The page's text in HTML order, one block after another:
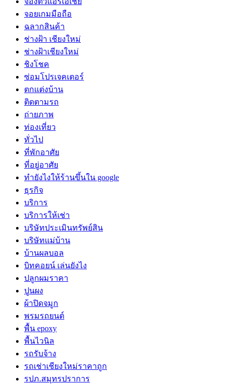
จอยเกมมือถือ
ฉลากสินค้า
ช่างฝ้า เชียงใหม่
ช่างฝ้าเชียงใหม่
ชิงโชค
ซ่อมโปรเจคเตอร์
ตกแต่งบ้าน
ติดตามรถ
ถ่ายภาพ
ท่องเที่ยว
ทั่วไป
ที่พักอาศัย
ที่อยู่อาศัย
ทํายังไงให้ร้านขึ้นใน google
ธุรกิจ
บริการ
บริการให้เช่า
บริษัทประเมินทรัพย์สิน
บริษัทแม่บ้าน
บ้านผลบอล
บิทคอยน์ เล่นยังไง
ปลูกผมราคา
ปูนผง
ผ้าปิดจมูก
พรมรถยนต์
พื้น epoxy
พื้นไวนิล
รถรับจ้าง
รถเช่าเชียงใหม่ราคาถูก
รปภ.สมุทรปราการ